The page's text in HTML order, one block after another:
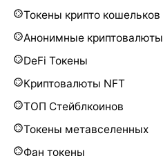
Токены крипто кошельков
Анонимные криптовалюты
DeFi Токены
Криптовалюты NFT
ТОП Стейблкоинов
Токены метавселенных
Фан токены